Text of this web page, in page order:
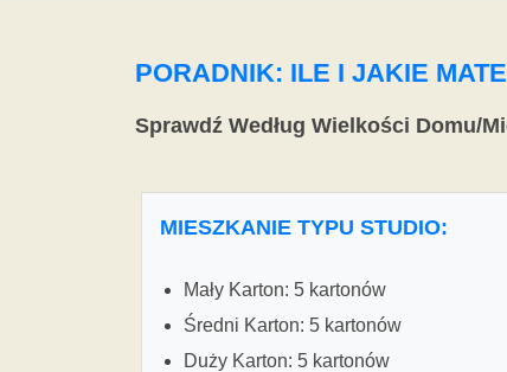
PORADNIK: ILE I JAKIE
Sprawdź Według Wielkości Domu/
MIESZKANIE TYPU STUDIO:
Mały Karton: 5 kartonów
Średni Karton: 5 kartonów
Duży Karton: 5 kartonów